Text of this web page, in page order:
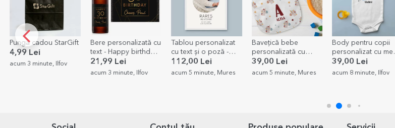
Bere personalizată cu
text - Happy birthday
Gold
21,99 Lei
Tablou personalizat
cu text și o poză -
Hello to you
112,00 Lei
acum 5 minute, Mures
Bavețică bebe
personalizată cu
nume - Unicorni
39,00 Lei
acum 5 minute, Mures
Body pentru copii
personalizat cu mesaj
- Cerere nași
39,00 Lei
acum 8 minute, Ilfov
Mini ciocolată
mărturie de nuntă
personalizată cu
- Elegant
6,99 Lei
acum 13 minute,